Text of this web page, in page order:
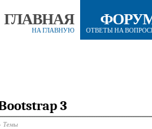
ГЛАВНАЯ
НА ГЛАВНУЮ ОТВЕТЫ НА
3
· Темы